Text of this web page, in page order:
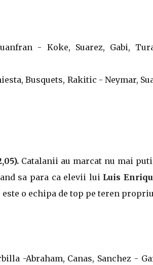
- Koke, Suarez, Gabi,
Busquets, Rakitic - Neymar,
Catalanii au marcat nu mai
sa para ca elevii lui Luis
o echipa de top pe teren
-Abraham, Canas, Sanchez -